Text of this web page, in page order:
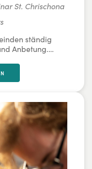
St. Chrischona
ständig
Anbetung.
dazu? Wir
verschiedene
begeben.